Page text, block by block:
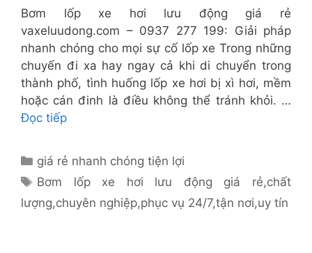
Bơm lốp xe hơi lưu động giá rẻ
vaxeluudong.com – 0937 277 199: Giải pháp
nhanh chóng cho mọi sự cố lốp xe Trong những
chuyến đi xa hay ngay cả khi di chuyển trong
thành phố, tình huống lốp xe hơi bị xì hơi, mềm
hoặc cán đinh là điều không thể tránh khỏi. …
Đọc tiếp
Danh
mục
giá rẻ nhanh chóng tiện lợi
Thẻ
Bơm lốp xe hơi lưu động giá rẻ,chất
lượng,chuyên nghiệp,phục vụ 24/7,tận nơi,uy tín